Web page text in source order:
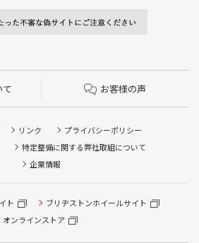
て お客様の声
リンク
プライバシーポリシー
特定整備に関する弊社取組について
企業情報
ト
ブリヂストンホイールサイト
オンラインストア
検/タイヤ履き替え/オイル交換/その他